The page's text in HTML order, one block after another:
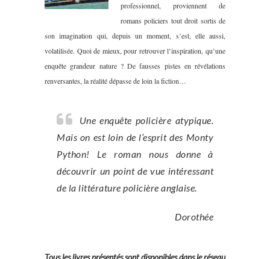
professionnel, proviennent de
romans policiers tout droit sortis de
son imagination qui, depuis un moment, s’est, elle aussi,
volatilisée. Quoi de mieux, pour retrouver l’inspiration, qu’une
enquête grandeur nature ? De fausses pistes en révélations
renversantes, la réalité dépasse de loin la fiction…
Une enquête policière atypique.
Mais on est loin de l’esprit des Monty
Python! Le roman nous donne à
découvrir un point de vue intéressant
de la littérature policière anglaise.
Dorothée
Tous les livres présentés sont disponibles dans le réseau